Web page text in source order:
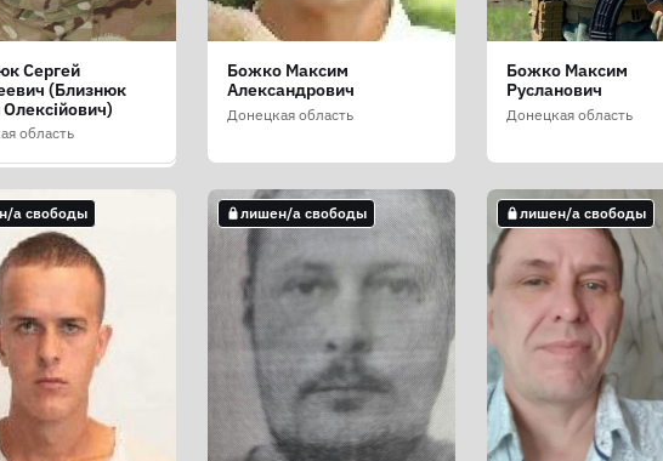
Иван
(Блаженко
область
Сергей
(Близнюк
Олексійович)
область
Божко Максим
Александрович
Донецкая область
Божко Максим
Русланович
Донецкая область
а свободы
а свободы лишен/а свободы лишен/а свободы